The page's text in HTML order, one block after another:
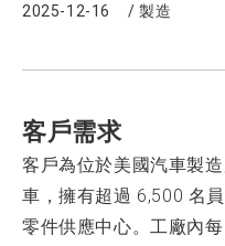
2025-12-16 /製造
客戶需求
客戶為位於美國汽車製
車，擁有超過 6,500 名
零件供應中心。工廠內